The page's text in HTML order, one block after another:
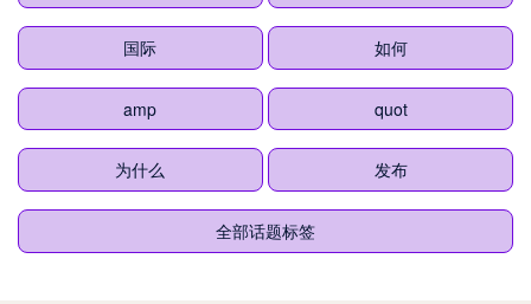
国际 如何
amp quot
为什么 发布
全部话题标签